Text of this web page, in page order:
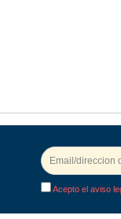
Acepto el aviso